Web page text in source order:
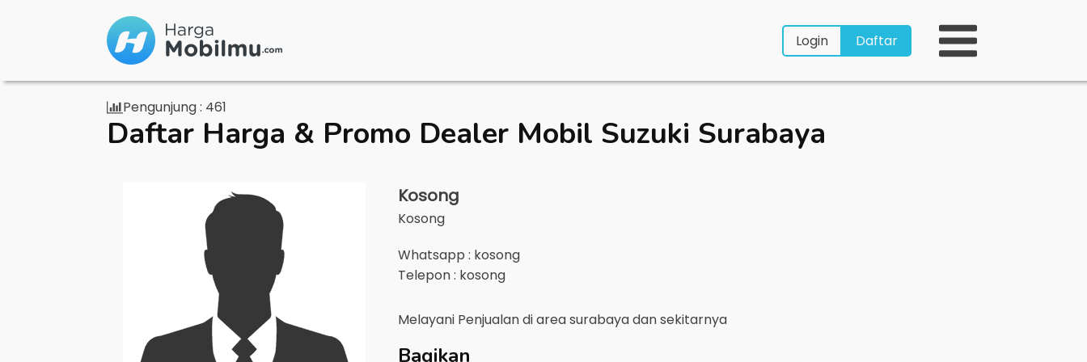
Login Daftar
Pengunjung : 461
Daftar Harga & Promo Dealer Mobil Suzuki Surabaya
Kosong
Kosong
Whatsapp : kosong
Telepon : kosong
Melayani Penjualan di areasurabayadan sekitarnya
Bagikan